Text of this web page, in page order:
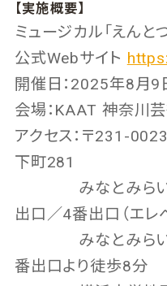
【実施概要】
ミュージカル「えんと
公式Webサイト
開催日：2025年8月
会場：KAAT 神奈川
アクセス：〒231-
下町281
みなとみらい
出口／4番出口（エレ
みなとみらい
番出口より徒歩8分